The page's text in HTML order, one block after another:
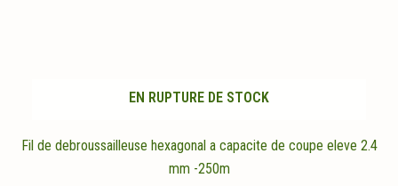
EN RUPTURE DE STOCK
Fil de debroussailleuse hexagonal a capacite de coupe eleve 2.4
mm -250m